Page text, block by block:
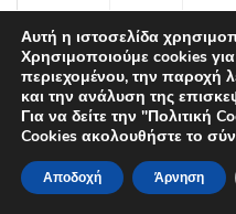
Εκ
πό
νη
ση
μελ
έτη
ς
φω
Ίδι
οι
πόρ
οι /
στα
πλα
ίσι
α
Αυτή η ιστοσελίδα
Χρησιμοποιούμε cookies
περιεχομένου, την παροχή
και την ανάλυση της
Για να δείτε την "Πολιτική
Cookies ακολουθήστε το
Αποδοχή Άρνηση